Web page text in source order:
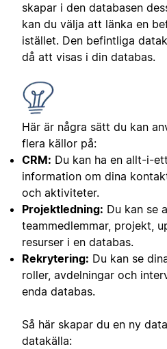
skapar i den databasen
kan du välja att länka en
istället. Den befintliga
då att visas i din databas.
Här är några sätt du kan
flera källor på:
CRM: Du kan ha en allt-i-
information om dina
och aktiviteter.
Projektledning: Du kan se
teammedlemmar, projekt,
resurser i en databas.
Rekrytering: Du kan se
roller, avdelningar och
enda databas.
Så här skapar du en ny
datakälla: